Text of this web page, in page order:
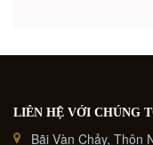
LIÊN HỆ VỚI CHÚNG
Bãi Vàn Chảy, Thôn